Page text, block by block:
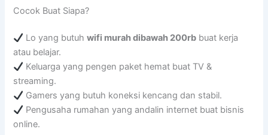
Cocok Buat Siapa?
Lo yang butuhwifi murah dibawah 200rb buat kerja
atau belajar.
Keluarga yang pengen paket hemat buat TV &
streaming.
Gamers yang butuh koneksi kencang dan stabil.
Pengusaha rumahan yang andalin internet buat bisnis
online.